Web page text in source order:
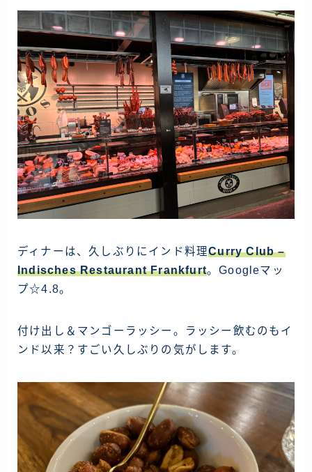
ディナーは、久しぶりにインド料理Curry Club –
Indisches Restaurant Frankfurt。Googleマッ
プ☆4.8。
付け出し＆マンゴーラッシー。ラッシー飲むのもイ
ンド以来？すごい久しぶりの気がします。